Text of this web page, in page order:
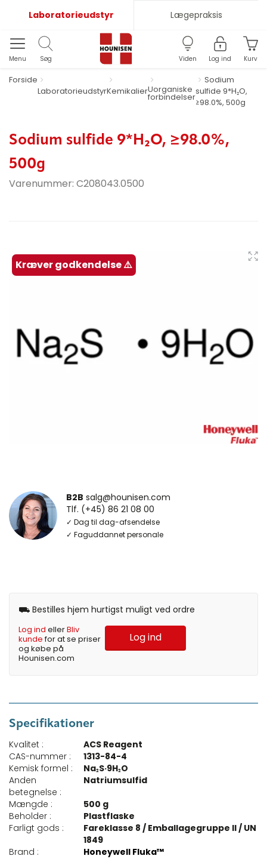
Laboratorieudstyr Lægepraksis
Menu Søg Viden Log ind Kurv
Forside
LaboratorieudstyrKemikalierUorganiske
forbindelser
Sodium
sulfide 9*H₂O,
≥98.0%, 500g
Sodium sulfide 9*H₂O, ≥98.0%,
500g
Varenummer: C208043.0500
Kræver godkendelse ⚠️
B2B salg@hounisen.com
Tlf. (+45) 86 21 08 00
✓ Dag til dag-afsendelse
✓ Faguddannet personale
⛟ Bestilles hjem hurtigst muligt ved ordre
Log ind ellerBliv
kundefor at se priser
og købe på
Hounisen.com
Log ind
Specifikationer
Kvalitet :
ACS Reagent
CAS-nummer :
1313-84-4
Kemisk formel :
Na₂S·9H₂O
Anden
betegnelse :
Natriumsulfid
Mængde :
500 g
Beholder :
Plastflaske
Farligt gods :
Fareklasse 8 / Emballagegruppe II / UN
1849
Brand :
Honeywell Fluka™